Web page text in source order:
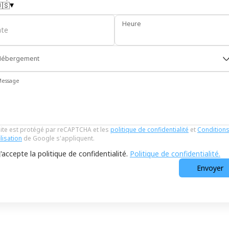
▾
Heure
est protégé par reCAPTCHA et les politique de confidentialité et Conditions
de Google s'appliquent.
la politique de confidentialité. Politique de confidentialité.
Envoyer